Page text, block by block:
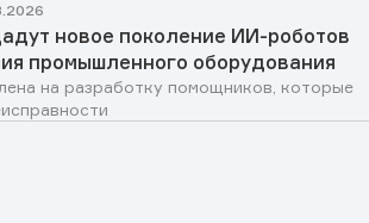
новое поколение ИИ-роботов
промышленного оборудования
на разработку помощников, которые